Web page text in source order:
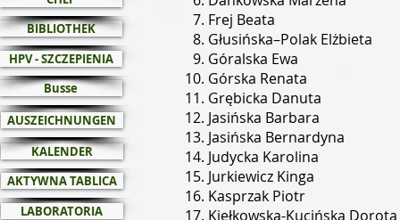
Frej Beata
Głusińska–Polak Elżbieta
Góralska Ewa
Górska Renata
Grębicka Danuta
Jasińska Barbara
Jasińska Bernardyna
Judycka Karolina
Jurkiewicz Kinga
Kasprzak Piotr
Kiełkowska-Kucińska Dorota
BIBLIOTHEK
KALENDER
Busse
AUSZEICHNUNGEN
AKTYWNA TABLICA
HPV - SZCZEPIENIA
LABORATORIA